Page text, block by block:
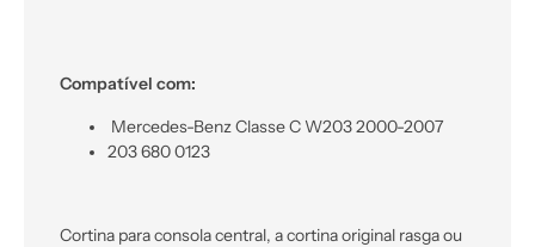
Compatível com:
Mercedes-Benz Classe C W203 2000-2007
203 680 0123
Cortina para consola central, a cortina original rasga ou